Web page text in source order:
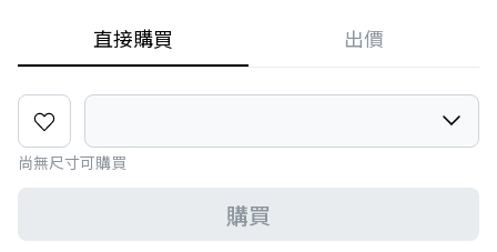
直接購買 出價
尚無尺寸可購買
購買